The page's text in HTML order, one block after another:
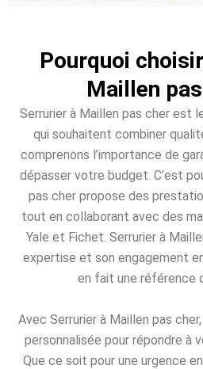
Pourquoi
Maillen
Serrurier à Maillen pas cher est
qui souhaitent combiner
comprenons l’importance de
dépasser votre budget. C’est
pas cher propose des
tout en collaborant avec des
Yale et Fichet. Serrurier à
expertise et son engagement
en fait une référence
Avec Serrurier à Maillen pas
personnalisée pour répondre à
Que ce soit pour une urgence